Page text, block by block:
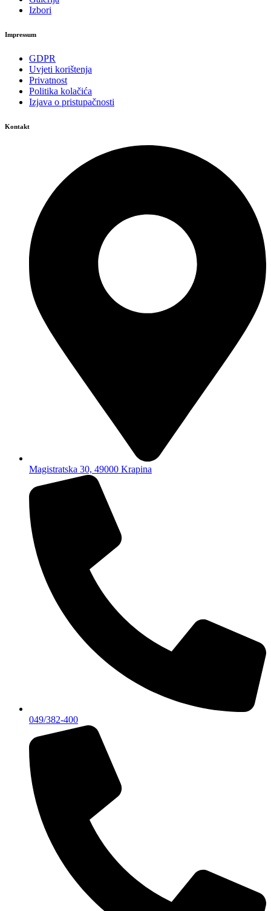
Izbori
Impressum
GDPR
Uvjeti korištenja
Privatnost
Politika kolačića
Izjava o pristupačnosti
Kontakt
Magistratska 30, 49000 Krapina
049/382-400